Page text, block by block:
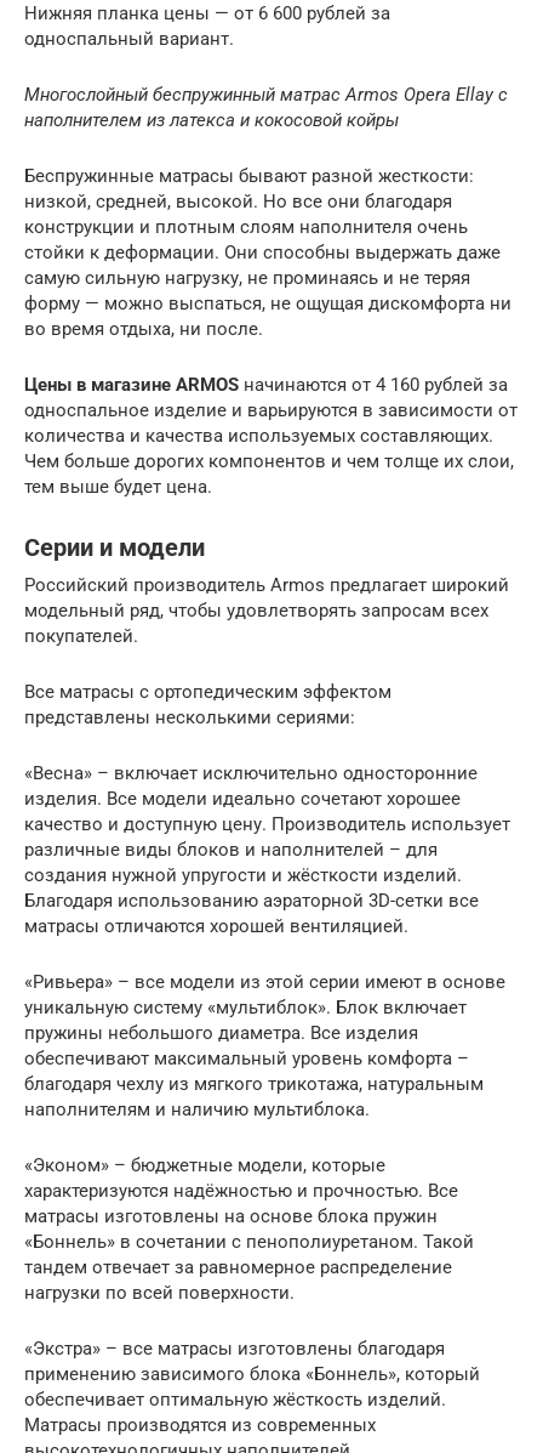
Нижняя планка цены — от 6 600 рублей за
односпальный вариант.
Многослойный беспружинный матрасArmos Opera Ellayс
наполнителем из латекса и кокосовой койры
Беспружинные матрасы бывают разной жесткости:
низкой, средней, высокой. Но все они благодаря
конструкции и плотным слоям наполнителя очень
стойки к деформации. Они способны выдержать даже
самую сильную нагрузку, не проминаясь и не теряя
форму — можно выспаться, не ощущая дискомфорта ни
во время отдыха, ни после.
Цены в магазине ARMOS начинаются от 4 160 рублей за
односпальное изделие и варьируются в зависимости от
количества и качества используемых составляющих.
Чем больше дорогих компонентов и чем толще их слои,
тем выше будет цена.
Серии и модели
Российский производитель Armos предлагает широкий
модельный ряд, чтобы удовлетворять запросам всех
покупателей.
Все матрасы с ортопедическим эффектом
представлены несколькими сериями:
«Весна» – включает исключительно односторонние
изделия. Все модели идеально сочетают хорошее
качество и доступную цену. Производитель использует
различные виды блоков и наполнителей – для
создания нужной упругости и жёсткости изделий.
Благодаря использованию аэраторной 3D-сетки все
матрасы отличаются хорошей вентиляцией.
«Ривьера» – все модели из этой серии имеют в основе
уникальную систему «мультиблок». Блок включает
пружины небольшого диаметра. Все изделия
обеспечивают максимальный уровень комфорта –
благодаря чехлу из мягкого трикотажа, натуральным
наполнителям и наличию мультиблока.
«Эконом» – бюджетные модели, которые
характеризуются надёжностью и прочностью. Все
матрасы изготовлены на основе блока пружин
«Боннель» в сочетании с пенополиуретаном. Такой
тандем отвечает за равномерное распределение
нагрузки по всей поверхности.
«Экстра» – все матрасы изготовлены благодаря
применению зависимого блока «Боннель», который
обеспечивает оптимальную жёсткость изделий.
Матрасы производятся из современных